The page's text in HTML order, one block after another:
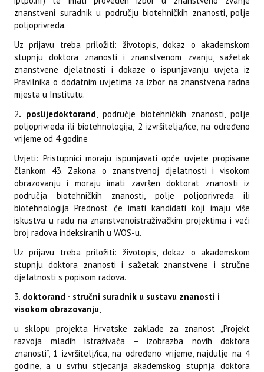
znanstveni suradnik u području biotehničkih znanosti, polje
poljoprivreda.
Uz prijavu treba priložiti: životopis, dokaz o akademskom
stupnju doktora znanosti i znanstvenom zvanju, sažetak
znanstvene djelatnosti i dokaze o ispunjavanju uvjeta iz
Pravilnika o dodatnim uvjetima za izbor na znanstvena radna
mjesta u Institutu.
2. poslijedoktorand, područje biotehničkih znanosti, polje
poljoprivreda ili biotehnologija, 2 izvršitelja/ice, na određeno
vrijeme od 4 godine
Uvjeti: Pristupnici moraju ispunjavati opće uvjete propisane
člankom 43. Zakona o znanstvenoj djelatnosti i visokom
obrazovanju i moraju imati završen doktorat znanosti iz
područja biotehničkih znanosti, polje poljoprivreda ili
biotehnologija Prednost će imati kandidati koji imaju više
iskustva u radu na znanstvenoistraživačkim projektima i veći
broj radova indeksiranih u WOS-u.
Uz prijavu treba priložiti: životopis, dokaz o akademskom
stupnju doktora znanosti i sažetak znanstvene i stručne
djelatnosti s popisom radova.
3. doktorand - stručni suradnik u sustavu znanosti i
visokom obrazovanju,
u sklopu projekta Hrvatske zaklade za znanost „Projekt
razvoja mladih istraživača – izobrazba novih doktora
znanosti“, 1 izvršitelj/ica, na određeno vrijeme, najdulje na 4
godine, a u svrhu stjecanja akademskog stupnja doktora